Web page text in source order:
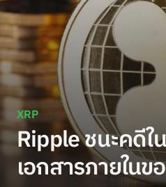
XRP
Ripple ชนะคดีใ
เอกสารภายในข